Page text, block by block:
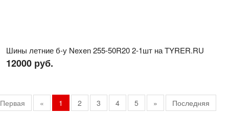
Шины летние б-у Nexen 255-50R20 2-1шт на TYRER.RU
12000 руб.
Первая « 1 2 3 4 5 » Последняя